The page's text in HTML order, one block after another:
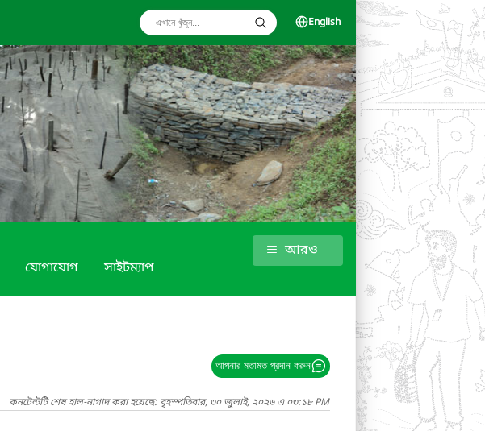
English
যোগাযোগ সাইটম্যাপ
আরও
আপনার মতামত প্রদান করুন
কনটেন্টটি শেষ হাল-নাগাদ করা হয়েছে: বৃহস্পতিবার, ৩০ জুলাই, ২০২৬ এ ০৩:১৮ PM